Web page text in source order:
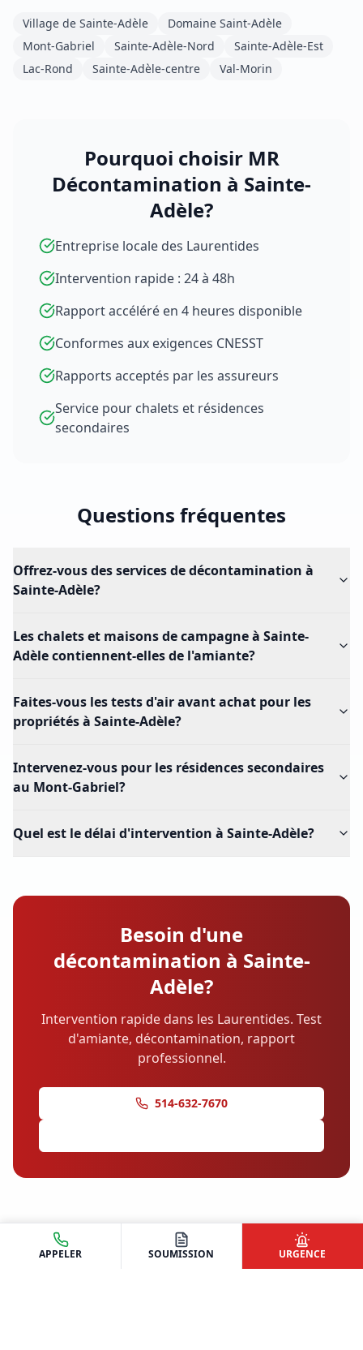
Village de Sainte-Adèle
Domaine Saint-Adèle
Mont-Gabriel
Sainte-Adèle-Nord
Sainte-Adèle-Est
Lac-Rond
Sainte-Adèle-centre Val-Morin
Pourquoi choisir MR
Décontamination à Sainte-
Adèle?
Entreprise locale des Laurentides
Intervention rapide : 24 à 48h
Rapport accéléré en 4 heures disponible
Conformes aux exigences CNESST
Rapports acceptés par les assureurs
Service pour chalets et résidences
secondaires
Questions fréquentes
Offrez-vous des services de décontamination à
Sainte-Adèle?
Les chalets et maisons de campagne à Sainte-
Adèle contiennent-elles de l'amiante?
Faites-vous les tests d'air avant achat pour les
propriétés à Sainte-Adèle?
Intervenez-vous pour les résidences secondaires
au Mont-Gabriel?
Quel est le délai d'intervention à Sainte-Adèle?
Besoin d'une
décontamination à Sainte-
Adèle?
Intervention rapide dans les Laurentides. Test
d'amiante, décontamination, rapport
professionnel.
514-632-7670
APPELER SOUMISSION URGENCE